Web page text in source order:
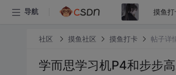
导航 摸鱼打
社区 摸鱼社区 摸鱼打卡 帖子详
学而思学习机P4和步步